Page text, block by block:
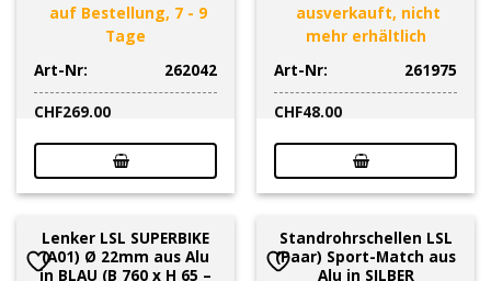
auf Bestellung, 7 - 9
Tage
Art-Nr:
262042
CHF269.00
ausverkauft, nicht
mehr erhältlich
Art-Nr:
261975
CHF48.00
Lenker LSL SUPERBIKE
(A01) Ø 22mm aus Alu
in BLAU (B 760 x H 65 –
Standrohrschellen LSL
(Paar) Sport-Match aus
Alu in SILBER